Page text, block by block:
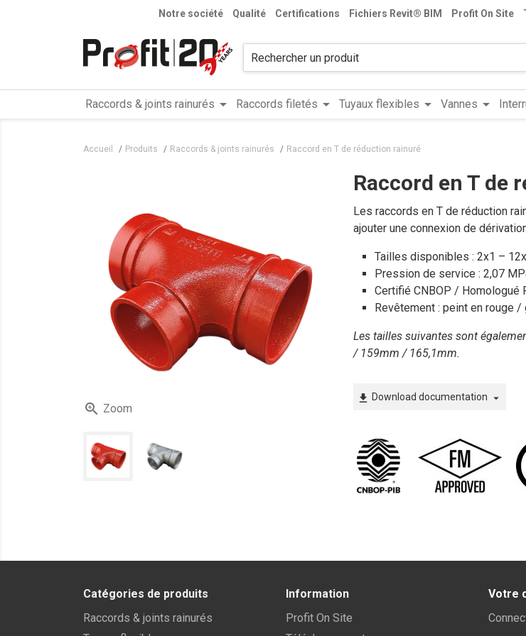
Notre société Qualité Certifications Fichiers Revit® BIM Profit On Site
Raccords & joints rainurés arrow_drop_down Raccords filetés arrow_drop_down Tuyaux flexibles arrow_drop_down Vannes arrow_drop_down
Accueil Produits Raccords & joints rainurés Raccord en T de réduction rainuré
 Zoom
Raccord en T de
Les raccords en T de réduction
ajouter une connexion de
Tailles disponibles : 2x1 –
Pression de service : 2,07
Certifié CNBOP / Homologué
Revêtement : peint en rouge /
Les tailles suivantes sont
/ 159mm / 165,1mm.
file_download Download documentation arrow_drop_down
Catégories de produits
Raccords & joints rainurés
Information
Profit On Site
Votre